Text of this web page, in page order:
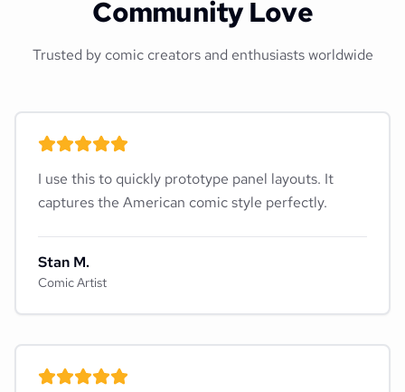
Community Love
Trusted by comic creators and enthusiasts worldwide
I use this to quickly prototype panel layouts. It
captures the American comic style perfectly.
Stan M.
Comic Artist